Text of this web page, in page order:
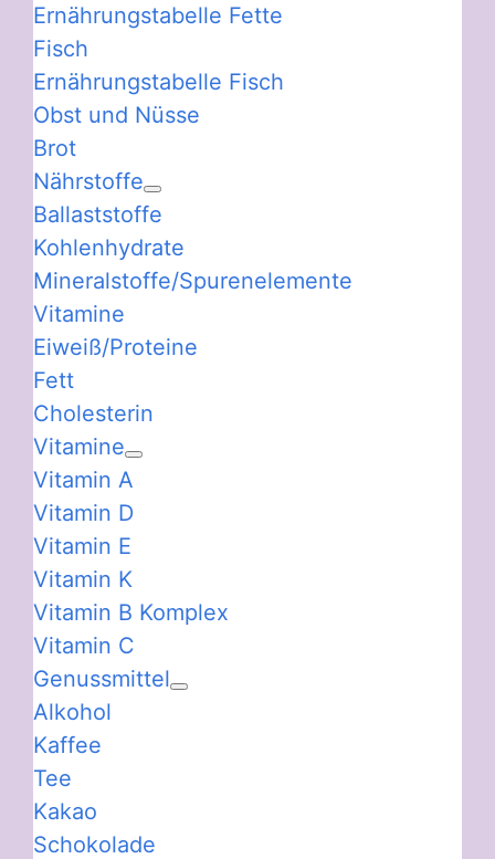
Ernährungstabelle Fette
Fisch
Ernährungstabelle Fisch
Obst und Nüsse
Brot
Nährstoffe
Ballaststoffe
Kohlenhydrate
Mineralstoffe/Spurenelemente
Vitamine
Eiweiß/Proteine
Fett
Cholesterin
Vitamine
Vitamin A
Vitamin D
Vitamin E
Vitamin K
Vitamin B Komplex
Vitamin C
Genussmittel
Alkohol
Kaffee
Tee
Kakao
Schokolade